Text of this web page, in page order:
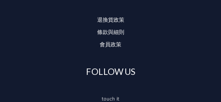
退換貨政策
條款與細則
會員政策
FOLLOW US
touch it